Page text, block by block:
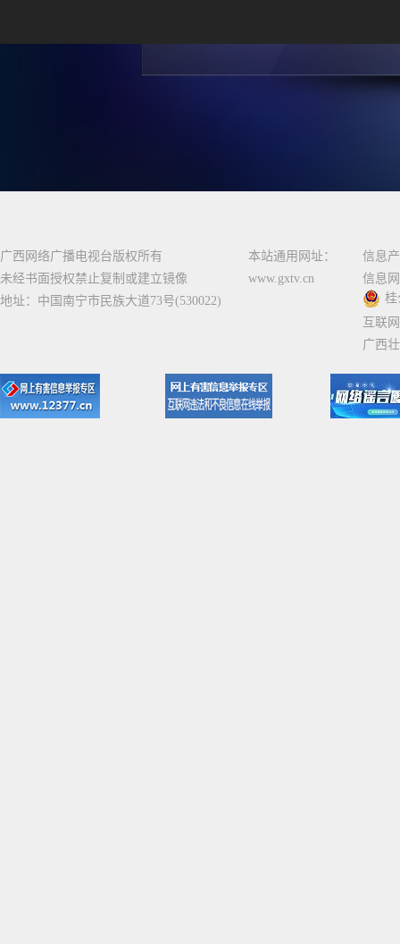
广西网络广播电视台版权所有
未经书面授权禁止复制或建立镜像
地址：中国南宁市民族大道73号(530022)
本站通用网址：
www.gxtv.cn
信息
信息
桂
互联
广西